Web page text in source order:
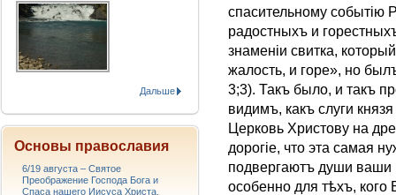
спасительному событію
радостныхъ и
знаменіи свитка,
жалость, и горе», но
3;3). Такъ было, и такъ
видимъ, какъ слуги
Церковь Христову на
дорогіе, что эта самая
подвергаютъ души ваши
особенно для тѣхъ, кого
Дальше
Основы православия
6/19 августа – Святое
Преображение Господа Бога и
Спаса нашего Иисуса Христа.